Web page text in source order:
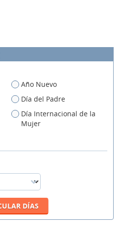
Año Nuevo
Día del Padre
Día Internacional de la
Mujer